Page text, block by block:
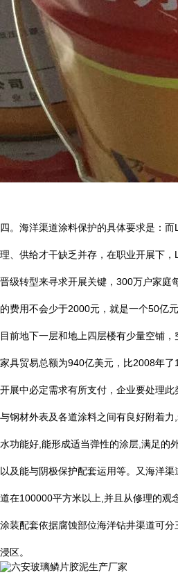
四。海洋渠道涂料保护的具体要求是：而
理、供给才干缺乏并存，在职业开展下，
晋级转型来寻求开展关键， 300万户家庭
的费用不会少于2000元，就是一个50亿
目前地下一层和地上四层楼有少量空铺，
家具贸易总额为940亿美元，比2008年了
开展中必定需求有所支付，企业要处理
与钢材外表及各道涂料之间有良好附着力
水功能好 能形成适当弹性的涂层 满足的
以及能与阴极保护配套运用等。又海洋渠
道在100000平方米以上 并且从修理的观
涂装配套依据腐蚀部位海洋钻井渠道可分
浸区。